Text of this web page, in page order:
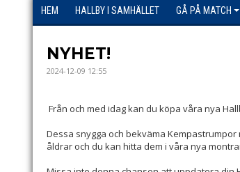
HEM HALLBY I SAMHÄLLET GÅ PÅ MATCH
NYHET!
2024-12-09 12:55
Från och med idag kan du köpa våra nya
Dessa snygga och bekväma
åldrar och du kan hitta dem i våra nya